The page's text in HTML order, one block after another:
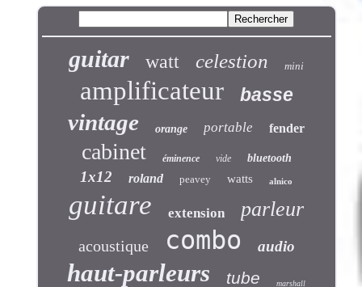
guitar watt celestion mini
amplificateur basse
vintage orange portable fender
cabinet éminence vide bluetooth
1x12 roland peavey watts alnico
guitare extension parleur
acoustique combo audio
haut-parleurs tube marshall